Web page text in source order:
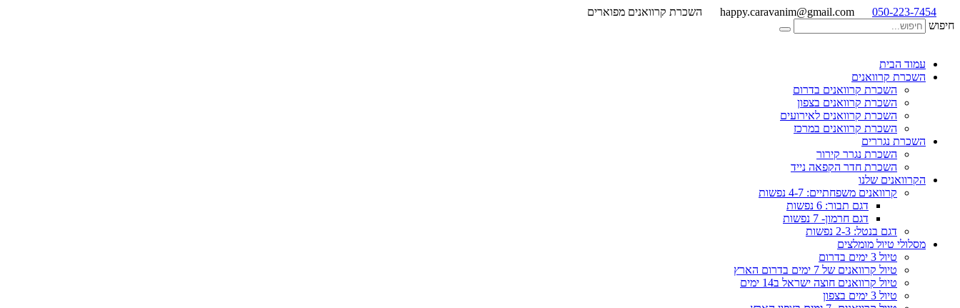
050-223-7454
happy.caravanim@gmail.com
השכרת קרוואנים מפוארים
חיפוש
עמוד הבית
השכרת קרוואנים
השכרת קרוואנים בדרום
השכרת קרוואנים בצפון
השכרת קרוואנים לאירועים
השכרת קרוואנים במרכז
השכרת נגררים
השכרת נגרר קירור
השכרת חדר הקפאה נייד
הקרוואנים שלנו
קרוואנים משפחתיים: 4-7 נפשות
דגם תבור: 6 נפשות
דגם חרמון- 7 נפשות
דגם בנטל: 2-3 נפשות
מסלולי טיול מומלצים
טיול 3 ימים בדרום
טיול קרוואנים של 7 ימים בדרום הארץ
טיול קרוואנים חוצה ישראל ב14 ימים
טיול 3 ימים בצפון